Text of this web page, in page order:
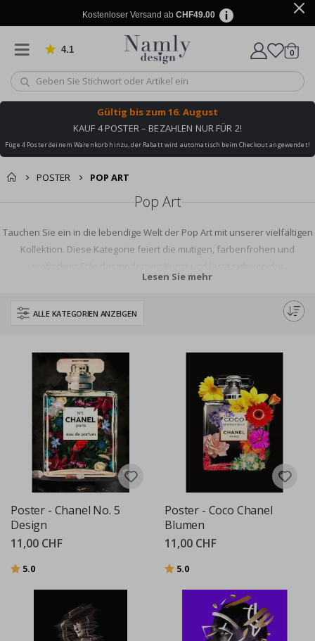
Kostenloser Versand ab CHF49.00
4.1 von 1034 Bewertungen
Wagen
0
Gültig bis zum 16. August
KAUF 4 POSTER – BEZAHLEN NUR FÜR 2!
Füge 4 Poster deinem Warenkorb hinzu, der Rabatt wird automatisch beim Checkout angewendet!
POSTER POP ART
Pop Art
Tauchen Sie ein in die lebendige Welt der Pop Art mit unserer vielfältigen
Kollektion. Diese Kategorie feiert die mutigen, farbenfrohen und
zeitgenössischen Kultur und ikonischen Figuren inspirieren. Von Warhol-
inspirierten Drucken bis hin zu Lichtenstein-esken Postern bietet unsere
Auswahl an Pop-Art-Stücken einen einzigartigen und kreativen Touch für
der auffälligen Ästhetik der Pop Art.
Lesen Sie mehr
ALLE KATEGORIEN ANZEIGEN
Poster - Chanel No. 5
Design
11,00 CHF
Bewertung:
5.0
Poster - Coco Chanel
Blumen
11,00 CHF
Bewertung:
5.0